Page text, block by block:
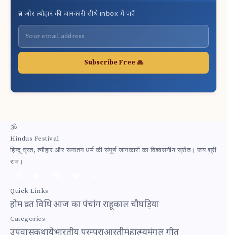
व्रत और त्यौहार की जानकारी सीधे inbox में पाएँ
Subscribe Free 🙏
🕉
Hindus Festival
हिन्दू व्रत, त्यौहार और सनातन धर्म की संपूर्ण जानकारी का विश्वसनीय स्रोत। जय श्री
राम।
Quick Links
होमव्रत विधिआज का पंचांगराहूकालचौघड़िया
Categories